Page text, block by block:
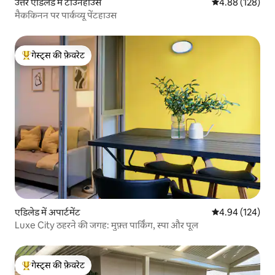
मैककिनन पर पार्कव्यू पेंटहाउस
गेस्ट्स का टॉप फ़ेवरेट
गेस्ट्स की फ़ेवरेट
एडिलेड में अपार्टमेंट औसत रेटिंग 5 में से
4.94 (124)
Luxe City ठहरने की जगह: मुफ़्त पार्किंग, स्पा और पूल
गेस्ट्स का टॉप फ़ेवरेट
गेस्ट्स की फ़ेवरेट